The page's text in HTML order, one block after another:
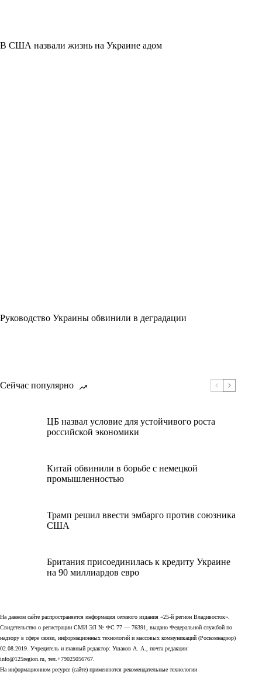
В США назвали жизнь на Украине адом
Руководство Украины обвинили в деградации
Сейчас популярно
ЦБ назвал условие для устойчивого роста
российской экономики
Китай обвинили в борьбе с немецкой
промышленностью
Трамп решил ввести эмбарго против союзника
США
Британия присоединилась к кредиту Украине
на 90 миллиардов евро
На данном сайте распространяется информация сетевого издания «25-й регион Владивосток».
Свидетельство о регистрации СМИ ЭЛ № ФС 77 — 76391, выдано Федеральной службой по
надзору в сфере связи, информационных технологий и массовых коммуникаций (Роскомнадзор)
02.08.2019. Учредитель и главный редактор: Ушаков А. А., почта редакции:
info@125region.ru, тел.+79025056767.
На информационном ресурсе (сайте) применяются рекомендательные технологии